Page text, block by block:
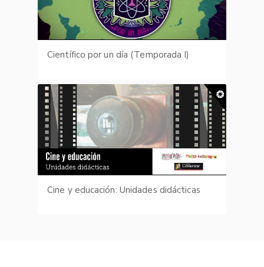
Científico por un día (Temporada I)
Cine y educación: Unidades didácticas